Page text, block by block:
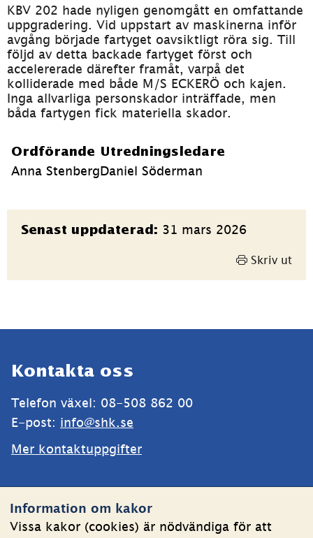
Information om kakor
Vissa kakor (cookies) är nödvändiga för att
KBV 202 hade nyligen genomgått en omfattande
uppgradering. Vid uppstart av maskinerna inför
avgång började fartyget oavsiktligt röra sig. Till
följd av detta backade fartyget först och
accelererade därefter framåt, varpå det
kolliderade med både M/S ECKERÖ och kajen.
Inga allvarliga personskador inträffade, men
båda fartygen fick materiella skador.
Ordförande
Anna Stenberg
Utredningsledare
Daniel Söderman
Sidinformation
Senast uppdaterad: 31 mars 2026
Skriv ut
Kontakta oss
Telefon växel: 08-508 862 00
E-post: info@shk.se
Mer kontaktuppgifter
Om kakor